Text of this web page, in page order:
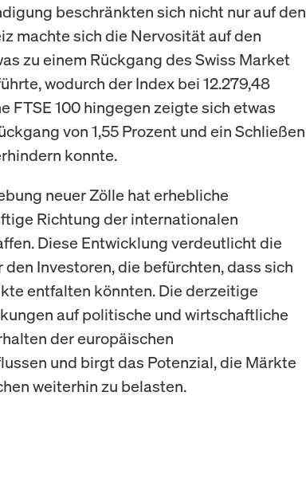
beschränkten sich nicht nur auf den
machte sich die Nervosität auf den
zu einem Rückgang des Swiss Market
wodurch der Index bei 12.279,48
FTSE 100 hingegen zeigte sich etwas
von 1,55 Prozent und ein Schließen
konnte.
neuer Zölle hat erhebliche
Richtung der internationalen
Diese Entwicklung verdeutlicht die
Investoren, die befürchten, dass sich
entfalten könnten. Die derzeitige
auf politische und wirtschaftliche
der europäischen
und birgt das Potenzial, die Märkte
weiterhin zu belasten.